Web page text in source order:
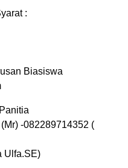
:
Biasiswa
-082289714352 (
Ulfa.SE)